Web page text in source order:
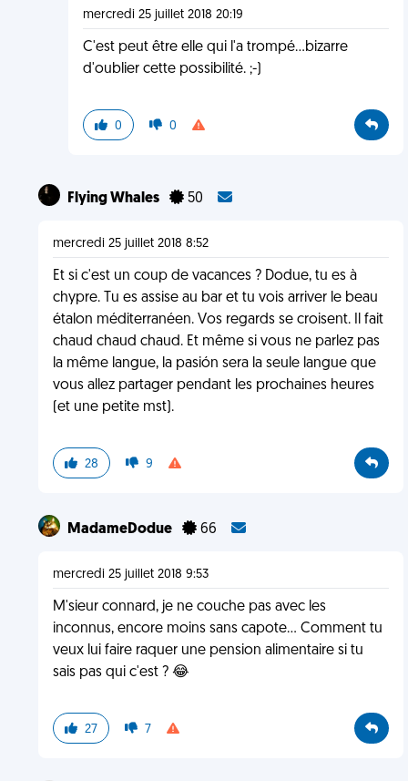
mercredi 25 juillet 2018 20:19
C'est peut être elle qui l'a trompé...bizarre
d'oublier cette possibilité. ;-)
0 0
Flying Whales 50
mercredi 25 juillet 2018 8:52
Et si c'est un coup de vacances ? Dodue, tu es à
chypre. Tu es assise au bar et tu vois arriver le beau
étalon méditerranéen. Vos regards se croisent. Il fait
chaud chaud chaud. Et même si vous ne parlez pas
la même langue, la pasión sera la seule langue que
vous allez partager pendant les prochaines heures
(et une petite mst).
28 9
MadameDodue 66
mercredi 25 juillet 2018 9:53
M'sieur connard, je ne couche pas avec les
inconnus, encore moins sans capote... Comment tu
veux lui faire raquer une pension alimentaire si tu
sais pas qui c'est ? 😂
27 7